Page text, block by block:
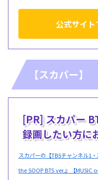
公式サイト
【スカパー】
[PR] スカパー
録画したい方に
スカパーの【TBSチャンネル1
the SOOP BTS ver.』【MUSIC